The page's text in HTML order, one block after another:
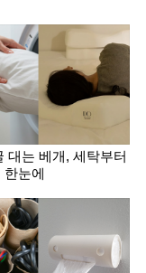
대는 베개, 세탁부터
눈에